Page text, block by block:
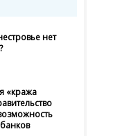
нет
«кража